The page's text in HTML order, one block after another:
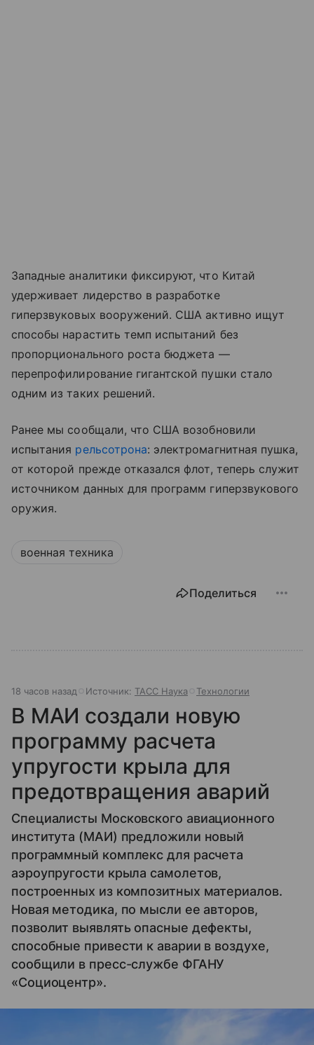
Западные аналитики фиксируют, что Китай
удерживает лидерство в разработке
гиперзвуковых вооружений. США активно ищут
способы нарастить темп испытаний без
пропорционального роста бюджета —
перепрофилирование гигантской пушки стало
одним из таких решений.
Ранее мы сообщали, что США возобновили
испытания рельсотрона: электромагнитная пушка,
от которой прежде отказался флот, теперь служит
источником данных для программ гиперзвукового
оружия.
военная техника
Поделиться
18 часов назад Источник: ТАСС Наука Технологии
В МАИ создали новую
программу расчета
упругости крыла для
предотвращения аварий
Специалисты Московского авиационного
института (МАИ) предложили новый
программный комплекс для расчета
аэроупругости крыла самолетов,
построенных из композитных материалов.
Новая методика, по мысли ее авторов,
позволит выявлять опасные дефекты,
способные привести к аварии в воздухе,
сообщили в пресс-службе ФГАНУ
«Cоциоцентр».